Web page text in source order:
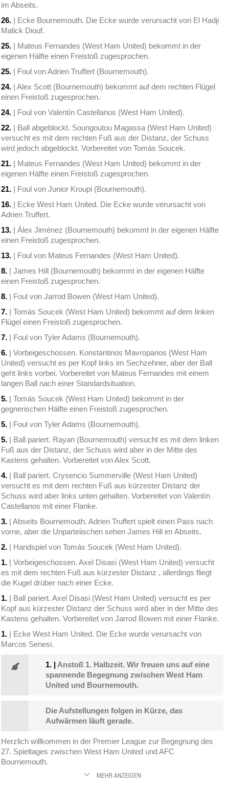
im Abseits.
26. | Ecke Bournemouth. Die Ecke wurde verursacht von El Hadji
Malick Diouf.
25. | Mateus Fernandes (West Ham United) bekommt in der
eigenen Hälfte einen Freistoß zugesprochen.
25. | Foul von Adrien Truffert (Bournemouth).
24. | Alex Scott (Bournemouth) bekommt auf dem rechten Flügel
einen Freistoß zugesprochen.
24. | Foul von Valentín Castellanos (West Ham United).
22. | Ball abgeblockt. Soungoutou Magassa (West Ham United)
versucht es mit dem rechten Fuß aus der Distanz, der Schuss
wird jedoch abgeblockt. Vorbereitet von Tomás Soucek.
21. | Mateus Fernandes (West Ham United) bekommt in der
eigenen Hälfte einen Freistoß zugesprochen.
21. | Foul von Junior Kroupi (Bournemouth).
16. | Ecke West Ham United. Die Ecke wurde verursacht von
Adrien Truffert.
13. | Álex Jiménez (Bournemouth) bekommt in der eigenen Hälfte
einen Freistoß zugesprochen.
13. | Foul von Mateus Fernandes (West Ham United).
8. | James Hill (Bournemouth) bekommt in der eigenen Hälfte
einen Freistoß zugesprochen.
8. | Foul von Jarrod Bowen (West Ham United).
7. | Tomás Soucek (West Ham United) bekommt auf dem linken
Flügel einen Freistoß zugesprochen.
7. | Foul von Tyler Adams (Bournemouth).
6. | Vorbeigeschossen. Konstantinos Mavropanos (West Ham
United) versucht es per Kopf links im Sechzehner, aber der Ball
geht links vorbei. Vorbereitet von Mateus Fernandes mit einem
langen Ball nach einer Standardsituation.
5. | Tomás Soucek (West Ham United) bekommt in der
gegnerischen Hälfte einen Freistoß zugesprochen.
5. | Foul von Tyler Adams (Bournemouth).
5. | Ball pariert. Rayan (Bournemouth) versucht es mit dem linken
Fuß aus der Distanz, der Schuss wird aber in der Mitte des
Kastens gehalten. Vorbereitet von Alex Scott.
4. | Ball pariert. Crysencio Summerville (West Ham United)
versucht es mit dem rechten Fuß aus kürzester Distanz der
Schuss wird aber links unten gehalten. Vorbereitet von Valentín
Castellanos mit einer Flanke.
3. | Abseits Bournemouth. Adrien Truffert spielt einen Pass nach
vorne, aber die Unparteiischen sehen James Hill im Abseits.
2. | Handspiel von Tomás Soucek (West Ham United).
1. | Vorbeigeschossen. Axel Disasi (West Ham United) versucht
es mit dem rechten Fuß aus kürzester Distanz , allerdings fliegt
die Kugel drüber nach einer Ecke.
1. | Ball pariert. Axel Disasi (West Ham United) versucht es per
Kopf aus kürzester Distanz der Schuss wird aber in der Mitte des
Kastens gehalten. Vorbereitet von Jarrod Bowen mit einer Flanke.
1. | Ecke West Ham United. Die Ecke wurde verursacht von
Marcos Senesi.
1. | Anstoß 1. Halbzeit. Wir freuen uns auf eine
spannende Begegnung zwischen West Ham
United und Bournemouth.
Die Aufstellungen folgen in Kürze, das
Aufwärmen läuft gerade.
Herzlich willkommen in der Premier League zur Begegnung des
27. Spieltages zwischen West Ham United und AFC
Bournemouth.